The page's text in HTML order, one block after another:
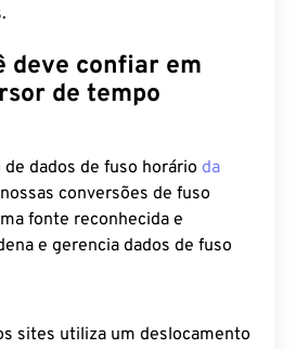
deve confiar em
de tempo
dados de fuso horário da
conversões de fuso
fonte reconhecida e
e gerencia dados de fuso
sites utiliza um deslocamento